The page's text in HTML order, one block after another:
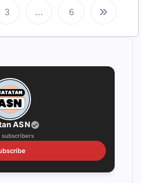
g
i
n
a
3 … 6
ASN
subscribers